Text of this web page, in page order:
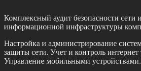
Комплексный аудит безопасности сети
информационной инфраструктуры
Настройка и администрирование
защиты сети. Учет и контроль интернет
Управление мобильными устройствами.